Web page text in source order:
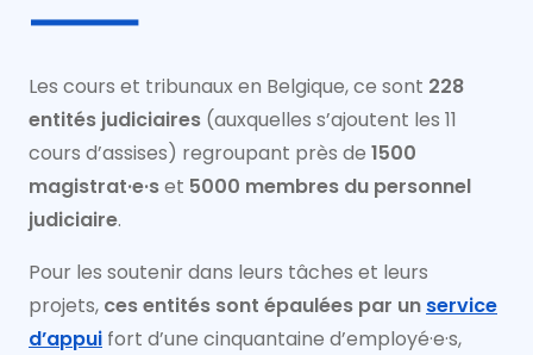
Les cours et tribunaux en Belgique, ce sont 228
entités judiciaires (auxquelles s’ajoutent les 11
cours d’assises) regroupant près de 1500
magistrat·e·set 5000 membres du personnel
judiciaire.
Pour les soutenir dans leurs tâches et leurs
projets, ces entités sont épaulées par un service
d’appui fort d’une cinquantaine d’employé·e·s,